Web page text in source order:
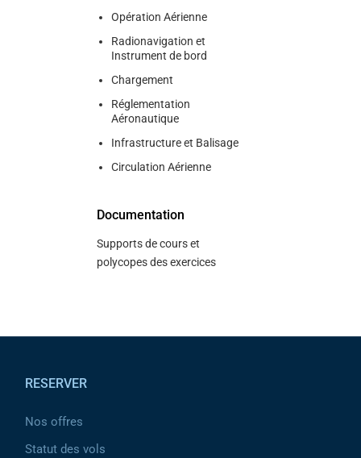
Opération Aérienne
Radionavigation et
Instrument de bord
Chargement
Réglementation
Aéronautique
Infrastructure et Balisage
Circulation Aérienne
Documentation
Supports de cours et
polycopes des exercices
RESERVER
Nos offres
Statut des vols